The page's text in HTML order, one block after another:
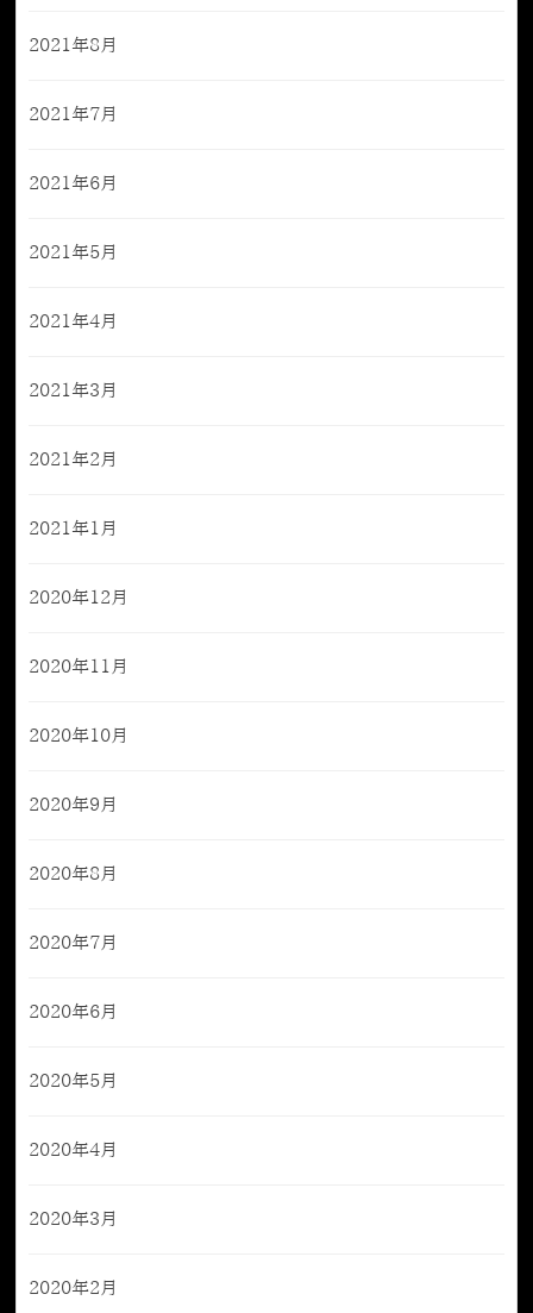
2021年8月
2021年7月
2021年6月
2021年5月
2021年4月
2021年3月
2021年2月
2021年1月
2020年12月
2020年11月
2020年10月
2020年9月
2020年8月
2020年7月
2020年6月
2020年5月
2020年4月
2020年3月
2020年2月